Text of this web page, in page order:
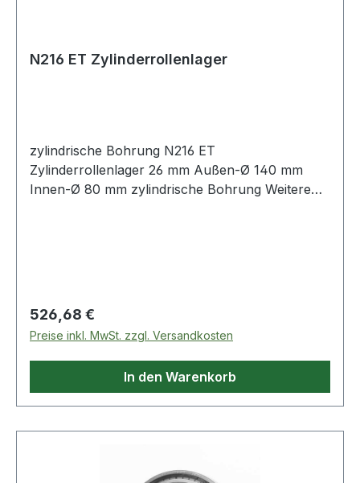
N216 ET Zylinderrollenlager
zylindrische Bohrung N216 ET
Zylinderrollenlager 26 mm Außen-Ø 140 mm
Innen-Ø 80 mm zylindrische Bohrung Weitere
Regulärer Preis:
526,68 €
Preise inkl. MwSt. zzgl. Versandkosten
In den Warenkorb